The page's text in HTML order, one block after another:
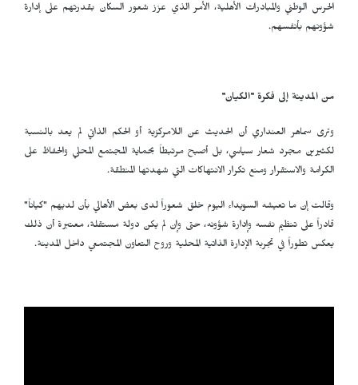
الحرس الوطني والمبادرات الأهلية، الأمر الذي عزز شعور السكان بقدرتهم على إدارة
شؤونهم بأنفسهم.
من المدينة إلى فكرة "الكيان"
وترى سماهر العنداري أن الحديث عن اللامركزية أو الحكم الذاتي لم يعد بالنسبة
لكثيرين مجرد شعار سياسي، بل أصبح مرتبطاً بحماية المجتمع المحلي والحفاظ على
الكرامة والاستقرار ومنع تكرار الانتهاكات التي شهدتها المنطقة.
وقالت إن ما تعيشه السويداء اليوم خلق شعوراً لدى بعض الأهالي بأن لديهم "كياناً"
قادراً على تنظيم نفسه وإدارة شؤونه، حتى وإن لم يكن دولة مستقلة، معتبرة أن ذلك
يعكس تطوراً في تجربة الإدارة الذاتية المحلية وروح التعاون المجتمعي داخل المدينة.